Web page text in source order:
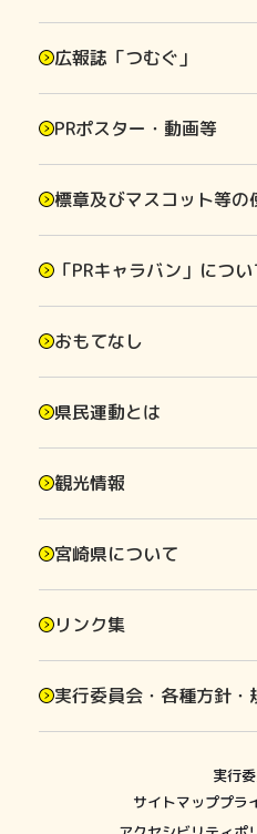
広報誌「つむぐ」
PRポスター・動画等
標章及びマスコット等の
「PRキャラバン」につい
おもてなし
県民運動とは
観光情報
宮崎県について
リンク集
実行委員会・各種方針・
実行
サイトマッププラ